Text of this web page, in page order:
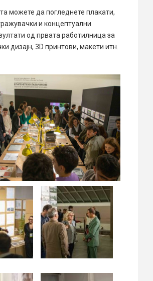
можете да погледнете плакати,
и концептуални
од првата работилница за
дизајн, 3D принтови, макети итн.